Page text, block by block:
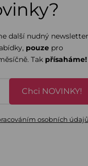
další nudný
pouze pro
Tak přísaháme!
Chci NOVINKY!
osobních údajů